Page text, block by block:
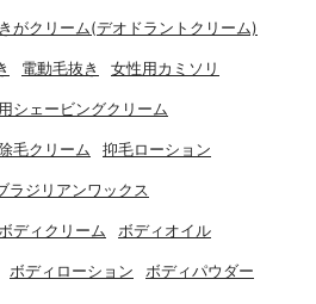
がクリーム(デオドラントクリーム)
電動毛抜き 女性用カミソリ
シェービングクリーム
除毛クリーム 抑毛ローション
ラジリアンワックス
ディクリーム ボディオイル
ボディローション ボディパウダー